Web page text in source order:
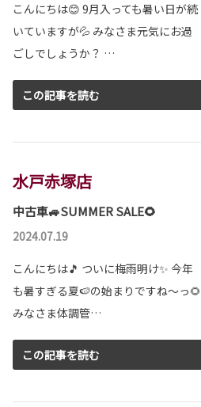
2026-06-04
ピクシスバン 一部改良
ピクシスバンが一部改良となりました。
ヴェルファイア 一部改良
ヴェルファイアが一部改良となりました。
ヴェルファイアは茨城トヨタから。
2026-06-03
アルファードが一部改良となりました。
アルファードは茨城トヨタから。
こんにちは😊 9月入っても暑い日が続
いていますが💦 みなさま元気にお過
ごしでしょうか？ …
この記事を読む
水戸赤塚店
中古車🚙SUMMER SALE🌻
2024.07.19
こんにちは🎵 ついに梅雨明け✨ 今年
も暑すぎる夏🍉の始まりですね～っ🌻
みなさま体調管…
この記事を読む